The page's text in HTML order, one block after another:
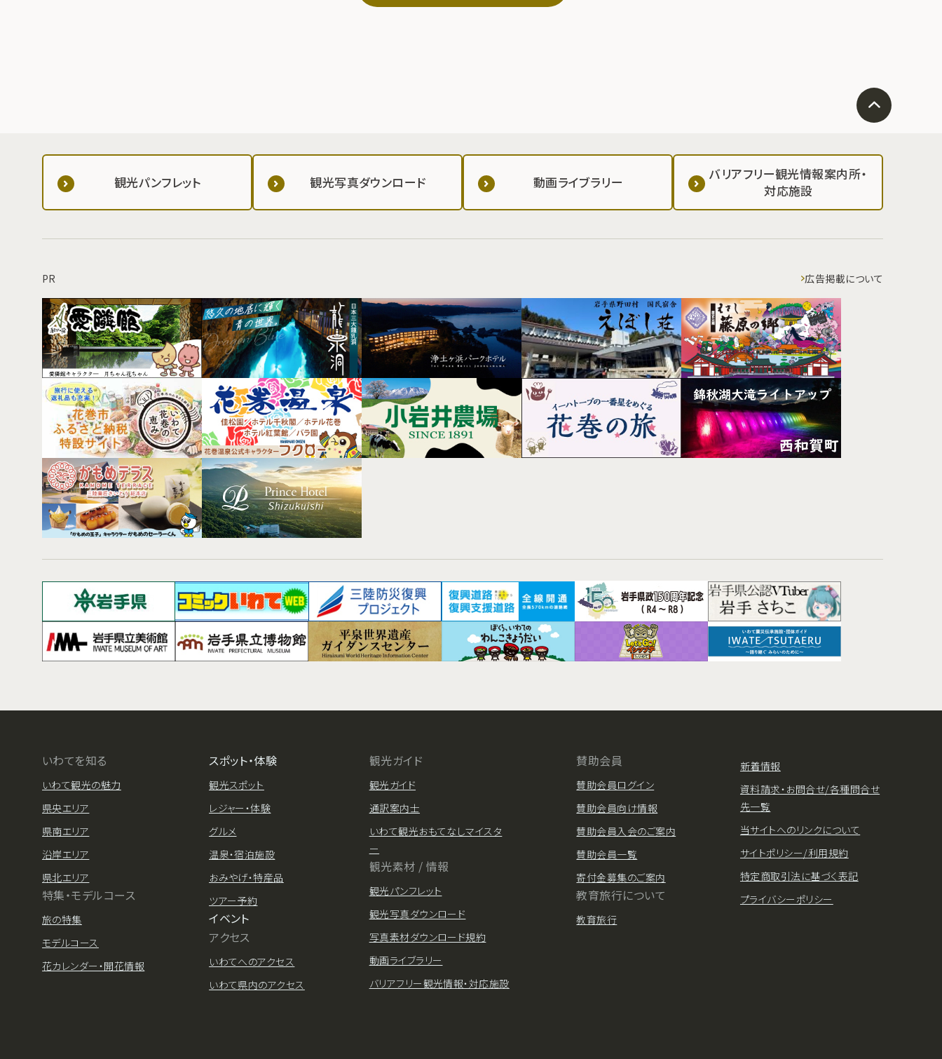
観光パンフレット 観光写真ダウンロード 動画ライブラリー
バリアフリー観光情報案内所・
対応施設
PR 広告掲載について
いわてを知る
いわて観光の魅力
県央エリア
県南エリア
沿岸エリア
県北エリア
特集・モデルコース
旅の特集
モデルコース
花カレンダー・開花情報
スポット・体験
観光スポット
レジャー・体験
グルメ
温泉・宿泊施設
おみやげ・特産品
ツアー予約
イベント
アクセス
いわてへのアクセス
いわて県内のアクセス
観光ガイド
観光ガイド
通訳案内士
いわて観光おもてなしマイスタ
ー
観光素材 / 情報
観光パンフレット
観光写真ダウンロード
写真素材ダウンロード規約
動画ライブラリー
バリアフリー観光情報・対応施設
賛助会員
賛助会員ログイン
賛助会員向け情報
賛助会員入会のご案内
賛助会員一覧
寄付金募集のご案内
教育旅行について
教育旅行
新着情報
資料請求・お問合せ/各種問合せ
先一覧
当サイトへのリンクについて
サイトポリシー/利用規約
特定商取引法に基づく表記
プライバシーポリシー